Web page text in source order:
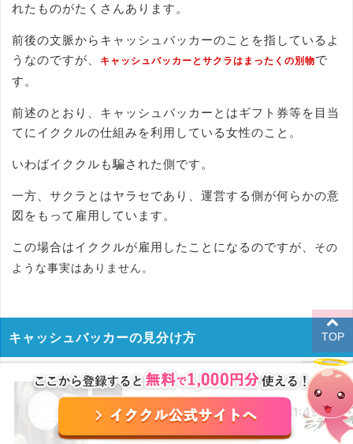
れたものがたくさんあります。
前後の文脈からキャッシュバッカーのことを指しているよ
うなのですが、
キャッシュバッカーとサクラはまったくの別物で
す。
前述のとおり、キャッシュバッカーとはギフト券等を目当
てにイククルの仕組みを利用している女性のこと。
いわばイククルも騙された側です。
一方、サクラとはヤラセであり、運営する側が何らかの意
図をもって雇用しています。
この場合はイククルが雇用したことになるのですが、 その
ような事実はありません。
キャッシュバッカーの見分け方 TOP